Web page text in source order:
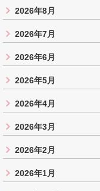
2026年8月
2026年7月
2026年6月
2026年5月
2026年4月
2026年3月
2026年2月
2026年1月